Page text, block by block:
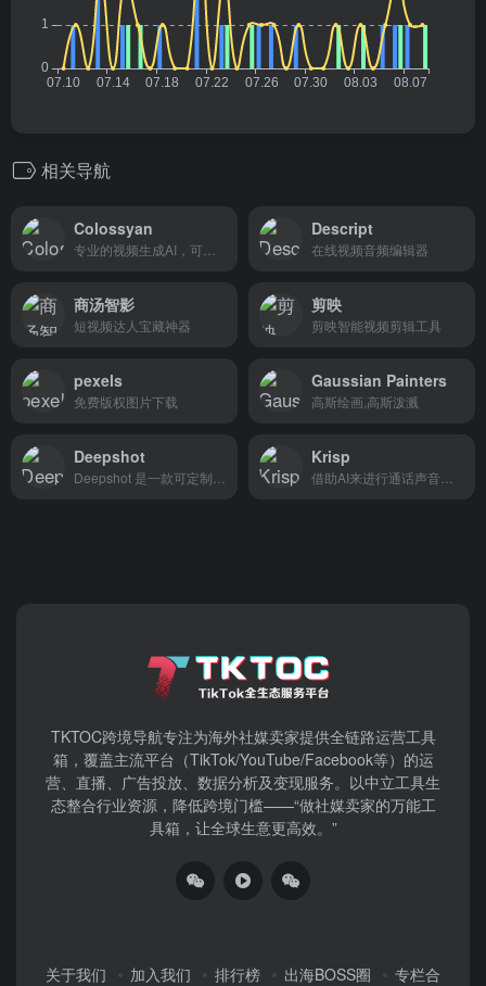
相关导航
Colossyan Descript
在线视频音频编辑器
商汤智影
短视频达人宝藏神器
剪映
剪映智能视频剪辑工具
pexels
免费版权图片下载
Gaussian Painters
高斯绘画,高斯泼溅
Deepshot Krisp
TKTOC跨境导航​专注为海外社媒卖家提供全链路运营工具
箱，覆盖主流平台（TikTok/YouTube/Facebook等）​的运
营、直播、广告投放、数据分析及变现服务。以中立工具生
态整合行业资源，降低跨境门槛——“做社媒卖家的万能工
具箱，让全球生意更高效。”
关于我们 加入我们 排行榜 出海BOSS圈
专栏合